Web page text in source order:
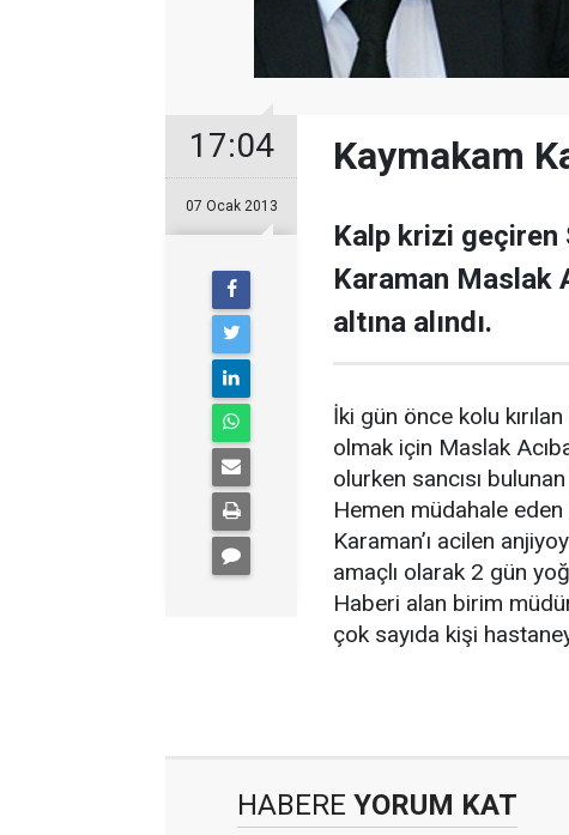
17:04
07 Ocak 2013
Kaymakam
Kalp krizi geçiren
Karaman Maslak
altına alındı.
İki gün önce kolu
olmak için Maslak
olurken sancısı
Hemen müdahale
Karaman’ı acilen
amaçlı olarak 2 gün
Haberi alan birim
çok sayıda kişi
HABERE YORUM KAT